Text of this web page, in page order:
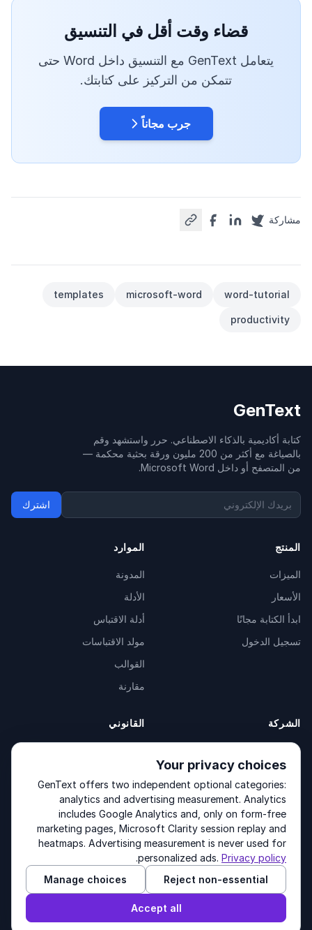
قضاء وقت أقل في التنسيق
يتعامل GenText مع التنسيق داخل Word حتى
تتمكن من التركيز على كتابتك.
جرب مجاناً
مشاركة
word-tutorial
microsoft-word
templates
productivity
GenText
كتابة أكاديمية بالذكاء الاصطناعي. حرر واستشهد وقم
بالصياغة مع أكثر من 200 مليون ورقة بحثية محكمة —
من المتصفح أو داخل Microsoft Word.
اشترك
المنتج
الميزات
الأسعار
ابدأ الكتابة مجانًا
تسجيل الدخول
الموارد
المدونة
الأدلة
أدلة الاقتباس
مولد الاقتباسات
القوالب
مقارنة
الشركة
عن الشركة
اتصل بنا
المنتجات
القانوني
Terms of Service
Other products by GenText Group:LexDraft·MentalNote
Your privacy choices
GenText offers two independent optional categories:
analytics and advertising measurement. Analytics
includes Google Analytics and, only on form-free
marketing pages, Microsoft Clarity session replay and
heatmaps. Advertising measurement is never used for
personalized ads. Privacy policy
.
Reject non-essential
Manage choices
Accept all